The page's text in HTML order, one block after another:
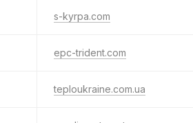
s-kyrpa.com
epc-trident.com
teploukraine.com.ua